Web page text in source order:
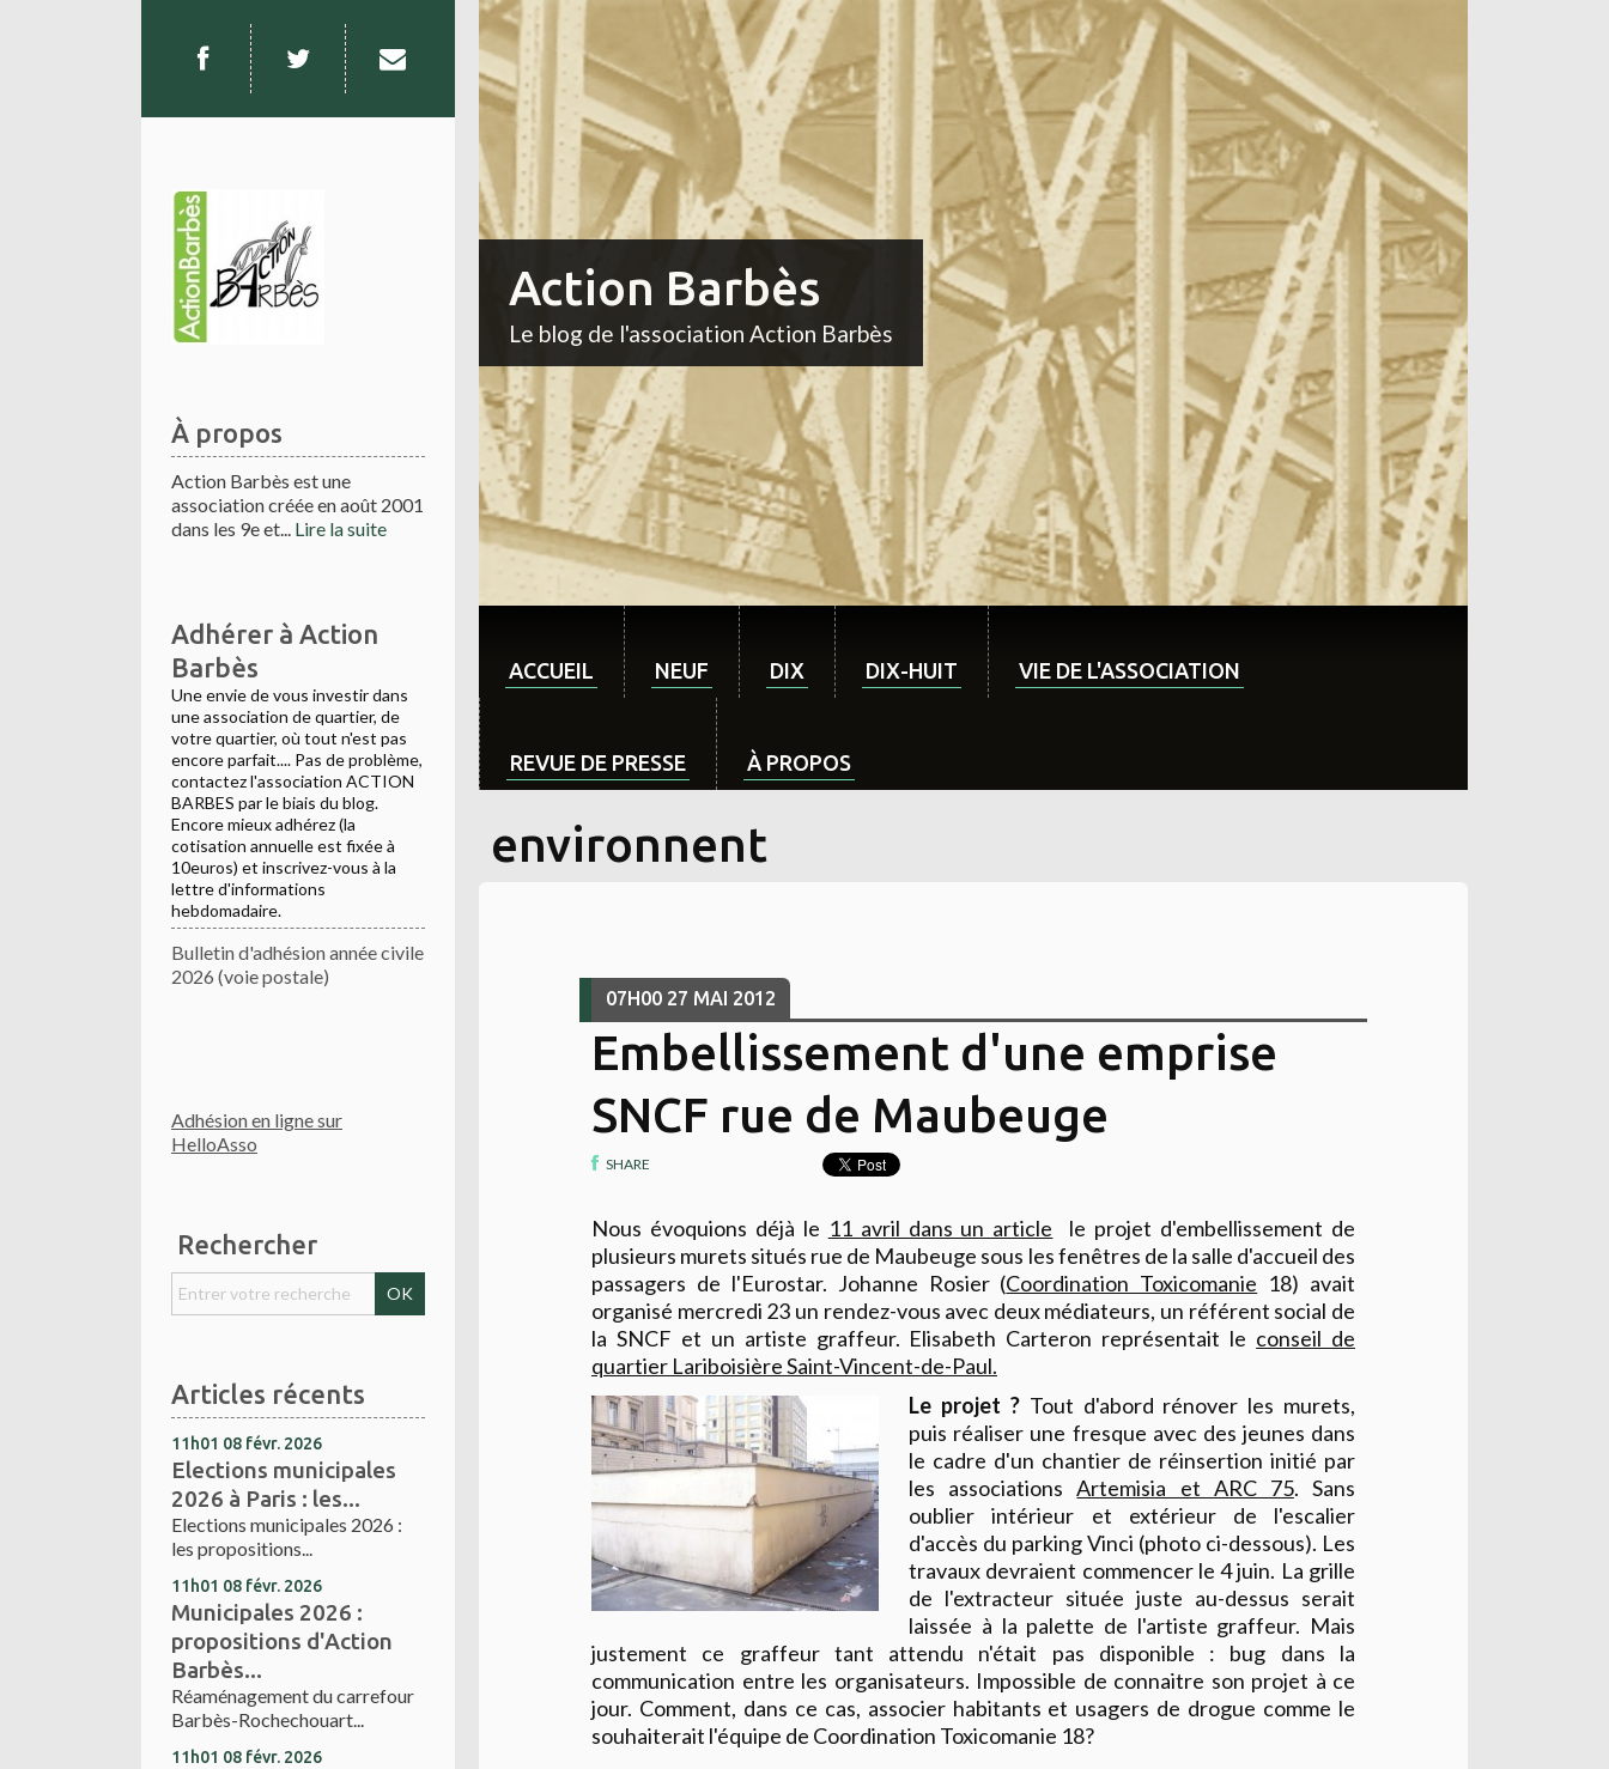
À propos
Action Barbès est une
association créée en août 2001
dans les 9e et... Lire la suite
Adhérer à Action
Barbès
Une envie de vous investir dans
une association de quartier, de
votre quartier, où tout n'est pas
encore parfait.... Pas de problème,
contactez l'association ACTION
BARBES par le biais du blog.
Encore mieux adhérez (la
cotisation annuelle est fixée à
10euros) et inscrivez-vous à la
lettre d'informations
hebdomadaire.
Bulletin d'adhésion année civile
2026 (voie postale)
Adhésion en ligne sur
HelloAsso
Rechercher
Articles récents
11h01 08 févr. 2026
Elections municipales
2026 à Paris : les...
Elections municipales 2026 :
les propositions...
11h01 08 févr. 2026
Municipales 2026 :
propositions d'Action
Barbès...
Réaménagement du carrefour
Barbès-Rochechouart...
11h01 08 févr. 2026
Action Barbès
Le blog de l'association Action Barbès
ACCUEIL NEUF DIX DIX-HUIT VIE DE L'ASSOCIATION
REVUE DE PRESSE À PROPOS
environnent
07H00 27 MAI 2012
Embellissement d'une emprise
SNCF rue de Maubeuge
SHARE
Nous évoquions déjà le 11 avril dans un article le projet d'embellissement de
plusieurs murets situés rue de Maubeuge sous les fenêtres de la salle d'accueil des
passagers de l'Eurostar. Johanne Rosier (Coordination Toxicomanie 18) avait
organisé mercredi 23 un rendez-vous avec deux médiateurs, un référent social de
la SNCF et un artiste graffeur. Elisabeth Carteron représentait le conseil de
quartier Lariboisière Saint-Vincent-de-Paul.
Le projet ?Tout d'abord rénover les murets,
puis réaliser une fresque avec des jeunes dans
le cadre d'un chantier de réinsertion initié par
les associationsArtemisia et ARC 75. Sans
oublier intérieur et extérieur de l'escalier
d'accès du parking Vinci (photo ci-dessous). Les
travaux devraient commencer le 4 juin. La grille
de l'extracteur située juste au-dessus serait
laissée à la palette de l'artiste graffeur. Mais
justement ce graffeur tant attendu n'était pas disponible : bug dans la
communication entre les organisateurs. Impossible de connaitre son projet à ce
jour. Comment, dans ce cas, associer habitants et usagers de drogue comme le
souhaiterait l'équipe de Coordination Toxicomanie 18?